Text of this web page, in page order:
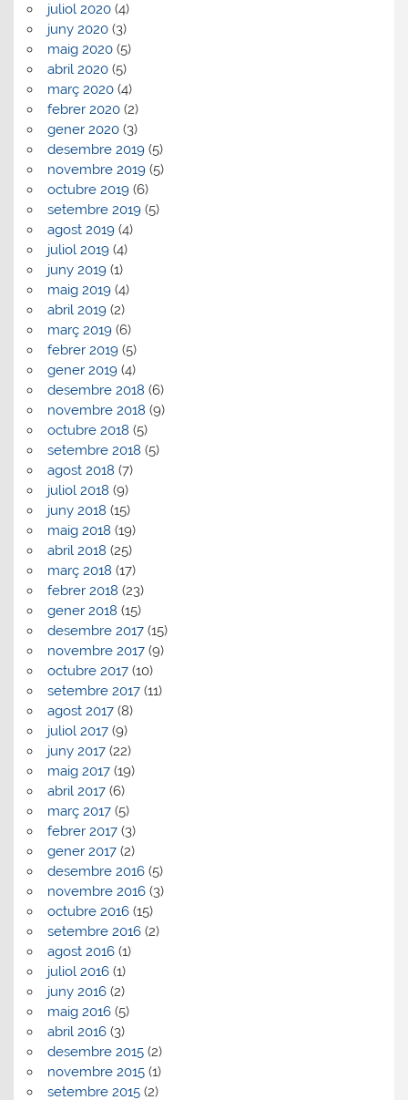
juliol 2020(4)
juny 2020(3)
maig 2020(5)
abril 2020(5)
març 2020(4)
febrer 2020(2)
gener 2020(3)
desembre 2019(5)
novembre 2019(5)
octubre 2019(6)
setembre 2019(5)
agost 2019(4)
juliol 2019(4)
juny 2019(1)
maig 2019(4)
abril 2019(2)
març 2019(6)
febrer 2019(5)
gener 2019(4)
desembre 2018 (6)
novembre 2018 (9)
octubre 2018 (5)
setembre 2018 (5)
agost 2018 (7)
juliol 2018 (9)
juny 2018 (15)
maig 2018 (19)
abril 2018 (25)
març 2018 (17)
febrer 2018 (23)
gener 2018 (15)
desembre 2017(15)
novembre 2017(9)
octubre 2017(10)
setembre 2017(11)
agost 2017(8)
juliol 2017(9)
juny 2017(22)
maig 2017(19)
abril 2017(6)
març 2017(5)
febrer 2017(3)
gener 2017(2)
desembre 2016(5)
novembre 2016(3)
octubre 2016(15)
setembre 2016(2)
agost 2016(1)
juliol 2016(1)
juny 2016(2)
maig 2016(5)
abril 2016(3)
desembre 2015(2)
novembre 2015(1)
setembre 2015(2)